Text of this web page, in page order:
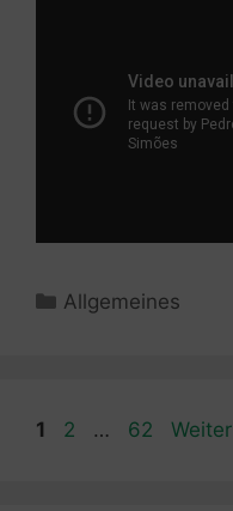
Kategorien
Allgemeines
Seite
1 Seite
2 … Seite
62 Weiter